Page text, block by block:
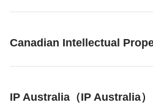
Canadian Intellectual
IP Australia（IP Australia）